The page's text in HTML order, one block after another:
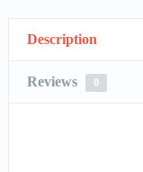
Description
Reviews 0